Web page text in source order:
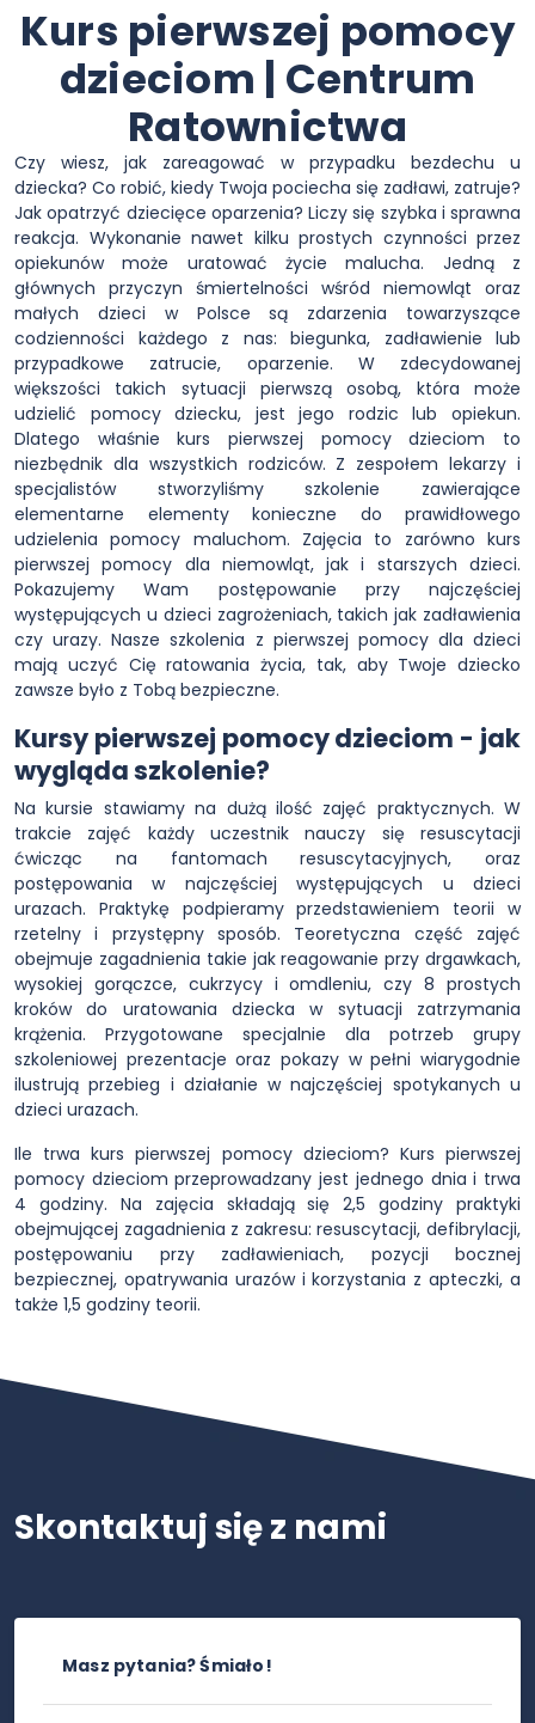
Kurs pierwszej pomocy
dzieciom | Centrum
Ratownictwa
Czy wiesz, jak zareagować w przypadku bezdechu u
dziecka? Co robić, kiedy Twoja pociecha się zadławi, zatruje?
Jak opatrzyć dziecięce oparzenia? Liczy się szybka i sprawna
reakcja. Wykonanie nawet kilku prostych czynności przez
opiekunów może uratować życie malucha. Jedną z
głównych przyczyn śmiertelności wśród niemowląt oraz
małych dzieci w Polsce są zdarzenia towarzyszące
codzienności każdego z nas: biegunka, zadławienie lub
przypadkowe zatrucie, oparzenie. W zdecydowanej
większości takich sytuacji pierwszą osobą, która może
udzielić pomocy dziecku, jest jego rodzic lub opiekun.
Dlatego właśnie kurs pierwszej pomocy dzieciom to
niezbędnik dla wszystkich rodziców. Z zespołem lekarzy i
specjalistów stworzyliśmy szkolenie zawierające
elementarne elementy konieczne do prawidłowego
udzielenia pomocy maluchom. Zajęcia to zarówno kurs
pierwszej pomocy dla niemowląt, jak i starszych dzieci.
Pokazujemy Wam postępowanie przy najczęściej
występujących u dzieci zagrożeniach, takich jak zadławienia
czy urazy. Nasze szkolenia z pierwszej pomocy dla dzieci
mają uczyć Cię ratowania życia, tak, aby Twoje dziecko
zawsze było z Tobą bezpieczne.
Kursy pierwszej pomocy dzieciom - jak
wygląda szkolenie?
Na kursie stawiamy na dużą ilość zajęć praktycznych. W
trakcie zajęć każdy uczestnik nauczy się resuscytacji
ćwicząc na fantomach resuscytacyjnych, oraz
postępowania w najczęściej występujących u dzieci
urazach. Praktykę podpieramy przedstawieniem teorii w
rzetelny i przystępny sposób. Teoretyczna część zajęć
obejmuje zagadnienia takie jak reagowanie przy drgawkach,
wysokiej gorączce, cukrzycy i omdleniu, czy 8 prostych
kroków do uratowania dziecka w sytuacji zatrzymania
krążenia. Przygotowane specjalnie dla potrzeb grupy
szkoleniowej prezentacje oraz pokazy w pełni wiarygodnie
ilustrują przebieg i działanie w najczęściej spotykanych u
dzieci urazach.
Ile trwa kurs pierwszej pomocy dzieciom? Kurs pierwszej
pomocy dzieciom przeprowadzany jest jednego dnia i trwa
4 godziny. Na zajęcia składają się 2,5 godziny praktyki
obejmującej zagadnienia z zakresu: resuscytacji, defibrylacji,
postępowaniu przy zadławieniach, pozycji bocznej
bezpiecznej, opatrywania urazów i korzystania z apteczki, a
także 1,5 godziny teorii.
Skontaktuj się z nami
Masz pytania? Śmiało!